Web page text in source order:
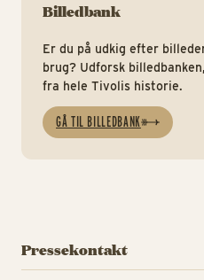
Billedbank
Er du på udkig efter
brug? Udforsk
fra hele Tivolis historie.
GÅ TIL BILLEDBANK
Pressekontakt